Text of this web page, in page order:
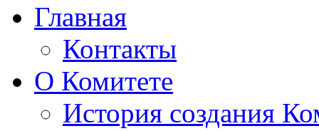
Главная
Контакты
О Комитете
История создания